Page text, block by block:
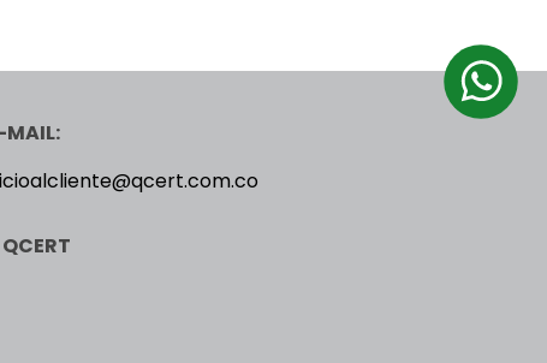
MAIL:
QCERT